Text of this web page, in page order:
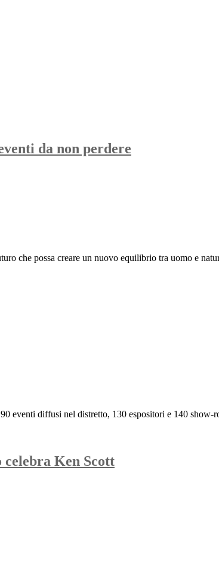
da non perdere
che possa creare un nuovo equilibrio tra uomo e
eventi diffusi nel distretto, 130 espositori e 140
Ken Scott